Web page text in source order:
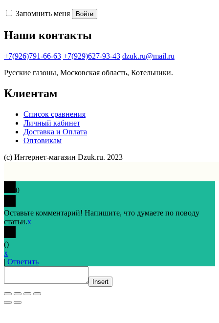
Запомнить меня Войти
Наши контакты
+7(926)791-66-63 +7(929)627-93-43 dzuk.ru@mail.ru
Русские газоны, Московская область, Котельники.
Клиентам
Список сравнения
Личный кабинет
Доставка и Оплата
Оптовикам
(с) Интернет-магазин Dzuk.ru. 2023
0
Оставьте комментарий! Напишите, что думаете по поводу
статьи.x
()
x
| Ответить
Insert